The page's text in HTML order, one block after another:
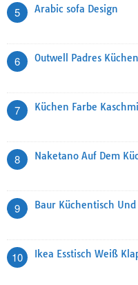
5 Arabic sofa Design
6 Outwell Padres
7 Küchen Farbe
8 Naketano Auf Dem
9 Baur Küchentisch Und
10 Ikea Esstisch Weiß